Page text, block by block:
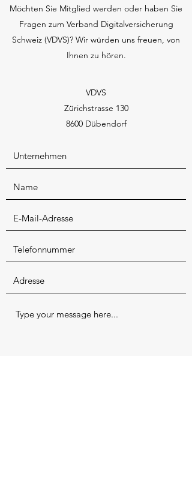
Möchten Sie Mitglied werden oder haben Sie
Fragen zum Verband Digitalversicherung
Schweiz (VDVS)? Wir würden uns freuen, von
Ihnen zu hören.
VDVS
Zürichstrasse 130
8600 Dübendorf